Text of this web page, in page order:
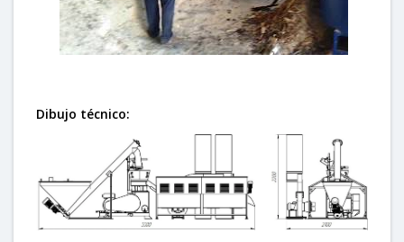
Dibujo técnico: